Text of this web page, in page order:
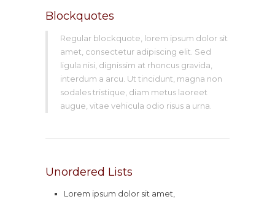
Blockquotes
Regular blockquote, lorem ipsum dolor sit
amet, consectetur adipiscing elit. Sed
ligula nisi, dignissim at rhoncus gravida,
interdum a arcu. Ut tincidunt, magna non
sodales tristique, diam metus laoreet
augue, vitae vehicula odio risus a urna.
Unordered Lists
Lorem ipsum dolor sit amet,